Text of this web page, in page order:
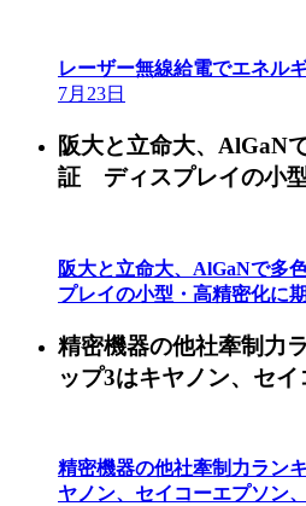
レーザー無線給電でエネル
7月23日
阪大と立命大、AlGaN
証 ディスプレイの小
阪大と立命大、AlGaNで
プレイの小型・高精密化に
精密機器の他社牽制力
ップ3はキヤノン、セ
精密機器の他社牽制力ラン
ヤノン、セイコーエプソン